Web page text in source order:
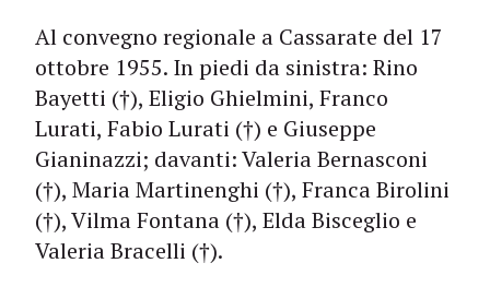
Al convegno regionale a Cassarate del 17
ottobre 1955. In piedi da sinistra: Rino
Bayetti (†), Eligio Ghielmini, Franco
Lurati, Fabio Lurati (†) e Giuseppe
Gianinazzi; davanti: Valeria Bernasconi
(†), Maria Martinenghi (†), Franca Birolini
(†), Vilma Fontana (†), Elda Bisceglio e
Valeria Bracelli (†).